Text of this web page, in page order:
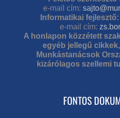
e-mail cím:
Informatikai
e-mail cím:
A honlapon közzétett
egyéb jellegű
Munkástanácsok
kizárólagos szellemi
FONTOS